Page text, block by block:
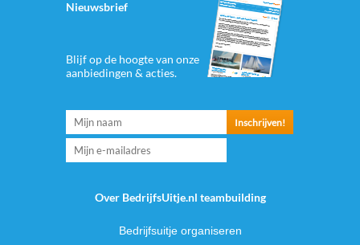
Nieuwsbrief
Blijf op de hoogte van onze
aanbiedingen & acties.
Over BedrijfsUitje.nl teambuilding
Bedrijfsuitje organiseren